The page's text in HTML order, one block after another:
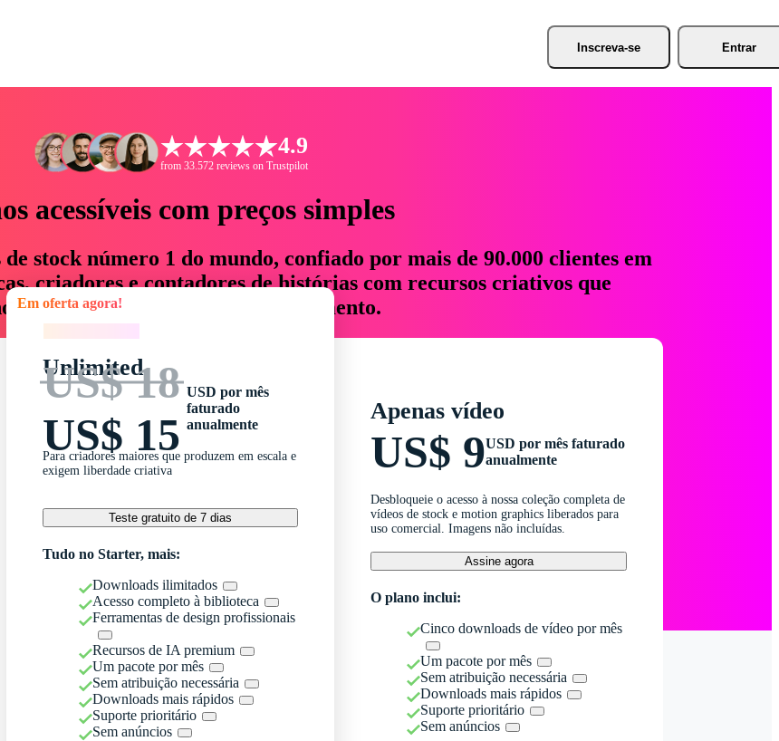
Inscreva-se Entrar
4.9
from 33.572 reviews on Trustpilot
acessíveis com preços simples
stock número 1 do mundo, confiado por mais de 90.000 clientes em
criadores e contadores de histórias com recursos criativos que
até 76% em tempo e orçamento.
Em oferta agora!
Unlimited
US$ 18
US$ 15
USD por mês
faturado
anualmente
Para criadores maiores que produzem em escala e
exigem liberdade criativa
Teste gratuito de 7 dias
Tudo no Starter, mais:
Downloads ilimitados
Acesso completo à biblioteca
Ferramentas de design profissionais
Recursos de IA premium
Um pacote por mês
Sem atribuição necessária
Downloads mais rápidos
Suporte prioritário
Sem anúncios
Apenas vídeo
US$ 9USD por mês faturado
anualmente
Desbloqueie o acesso à nossa coleção completa de
vídeos de stock e motion graphics liberados para
uso comercial. Imagens não incluídas.
Assine agora
O plano inclui:
Cinco downloads de vídeo por mês
Um pacote por mês
Sem atribuição necessária
Downloads mais rápidos
Suporte prioritário
Sem anúncios